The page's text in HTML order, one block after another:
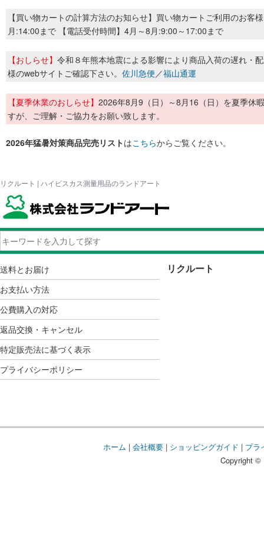
【買い物カートの計算方法のお知らせ】買い物カートご利用のお客
月:14:00まで 【電話受付時間】4月～8月:9:00～17:00まで
【おしらせ】 令和８年熊本地震による影響により商品入荷の遅れ・
様のwebサイトご確認下さい。 佐川急便／福山通運
【夏季休業のおしらせ】 2026年8月9（日）～8月16（日）を夏季休
すが、ご理解・ご協力をお願い致します。
2026年猛暑対策商品完売リストはこちらからご覧ください。
リクルート | ハイビスカス測量用品のランドアート
送料とお届け
お支払い方法
公費購入の対応
返品交換・キャンセル
特定販売法に基づく表示
プライバシーポリシー
リクルート
ホーム | 会社概要| ショッピングガイド | プラ
Copyright ©